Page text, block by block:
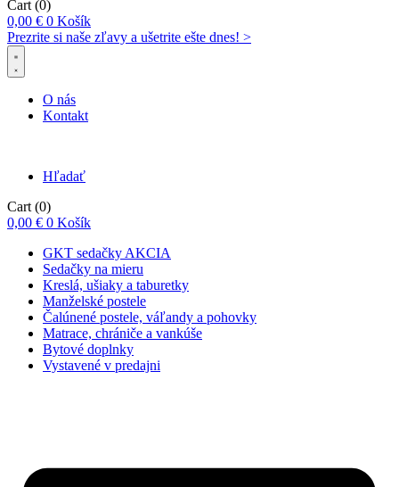
Cart (0)
0,00 € 0 Košík
Prezrite si naše zľavy a ušetrite ešte dnes! >​
O nás
Kontakt
Hľadať
Cart (0)
0,00 € 0 Košík
GKT sedačky AKCIA
Sedačky na mieru
Kreslá, ušiaky a taburetky
Manželské postele
Čalúnené postele, váľandy a pohovky
Matrace, chrániče a vankúše
Bytové doplnky
Vystavené v predajni